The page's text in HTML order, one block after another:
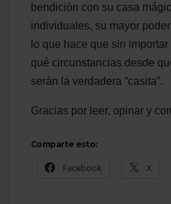
bendición con su casa
individuales, su mayor
lo que hace que sin
qué circunstancias desde
serán la verdadera “casita”.
Gracias por leer, opinar y
Comparte esto:
Facebook X